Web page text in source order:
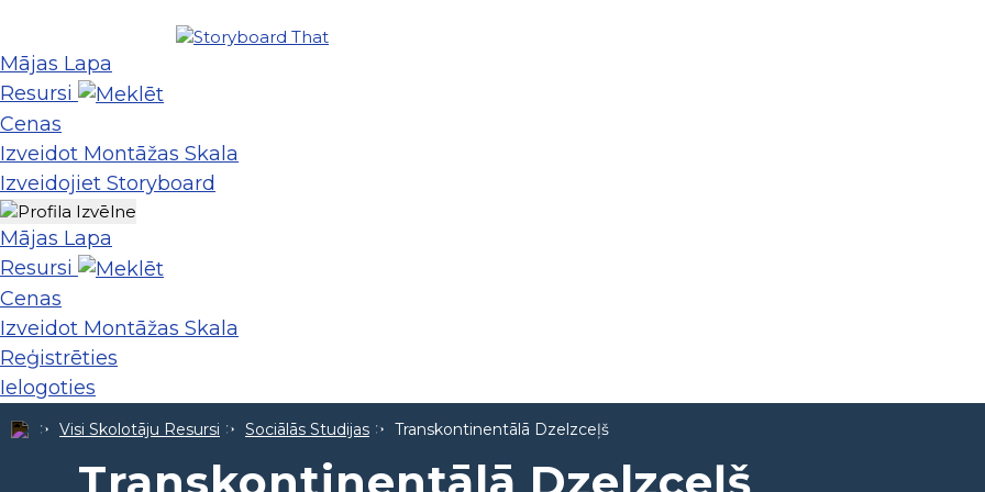
Mājas Lapa
Resursi
Cenas
Izveidot Montāžas Skala
Izveidojiet Storyboard
Mājas Lapa
Resursi
Cenas
Izveidot Montāžas Skala
Reģistrēties
Ielogoties
Visi Skolotāju Resursi Sociālās Studijas Transkontinentālā Dzelzceļš